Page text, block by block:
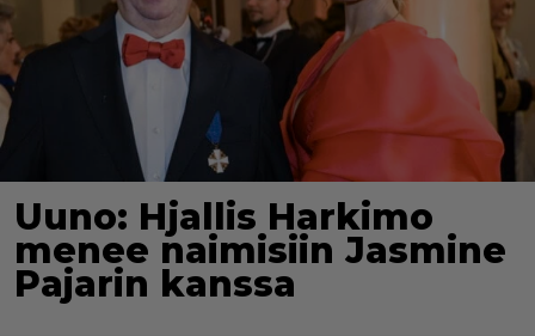
Uuno: Hjallis Harkimo
menee naimisiin Jasmine
Pajarin kanssa